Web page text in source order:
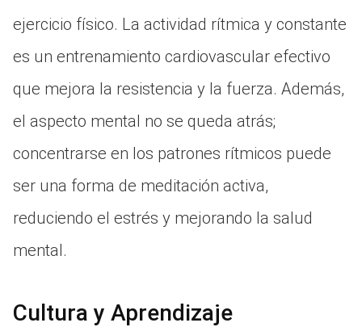
ejercicio físico. La actividad rítmica y constante
es un entrenamiento cardiovascular efectivo
que mejora la resistencia y la fuerza. Además,
el aspecto mental no se queda atrás;
concentrarse en los patrones rítmicos puede
ser una forma de meditación activa,
reduciendo el estrés y mejorando la salud
mental.
Cultura y Aprendizaje